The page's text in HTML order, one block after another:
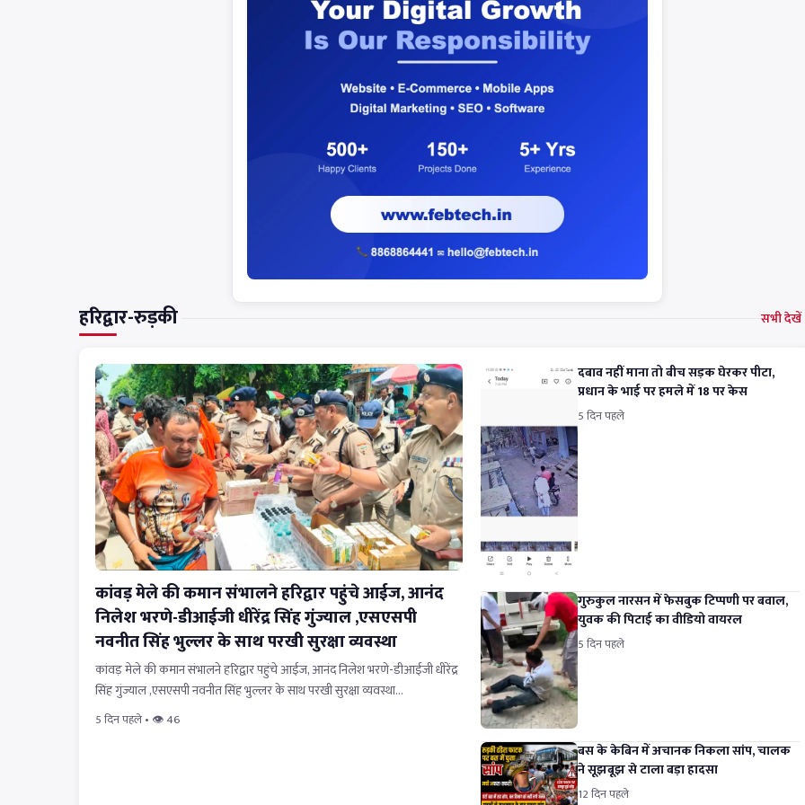
हरिद्वार-रुड़की सभी
कांवड़ मेले की कमान संभालने हरिद्वार पहुंचे आईज, आनंद
निलेश भरणे-डीआईजी धीरेंद्र सिंह गुंज्याल ,एसएसपी
नवनीत सिंह भुल्लर के साथ परखी सुरक्षा व्यवस्था
कांवड़ मेले की कमान संभालने हरिद्वार पहुंचे आईज, आनंद निलेश भरणे-डीआईजी धीरेंद्र
सिंह गुंज्याल ,एसएसपी नवनीत सिंह भुल्लर के साथ परखी सुरक्षा व्यवस्था…
5 दिन पहले • 👁 46
दबाव नहीं माना तो बीच सड़क घेरकर पीटा,
प्रधान के भाई पर हमले में 18 पर केस
5 दिन पहले
गुरुकुल नारसन में फेसबुक टिप्पणी पर बवाल,
युवक की पिटाई का वीडियो वायरल
5 दिन पहले
बस के केबिन में अचानक निकला सांप, चालक
ने सूझबूझ से टाला बड़ा हादसा
12 दिन पहले